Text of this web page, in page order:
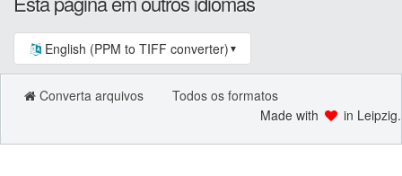
English (PPM to TIFF converter) ▼
Converta arquivos
Todos os formatos
Made with
in Leipzig.